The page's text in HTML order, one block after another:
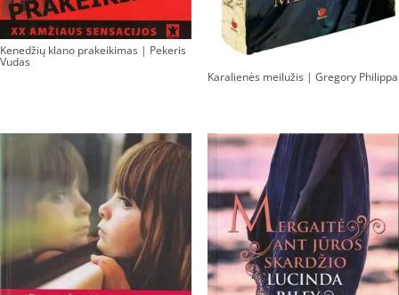
Kenedžių klano prakeikimas | Pekeris
Vudas
Karalienės meilužis | Gregory Philippa